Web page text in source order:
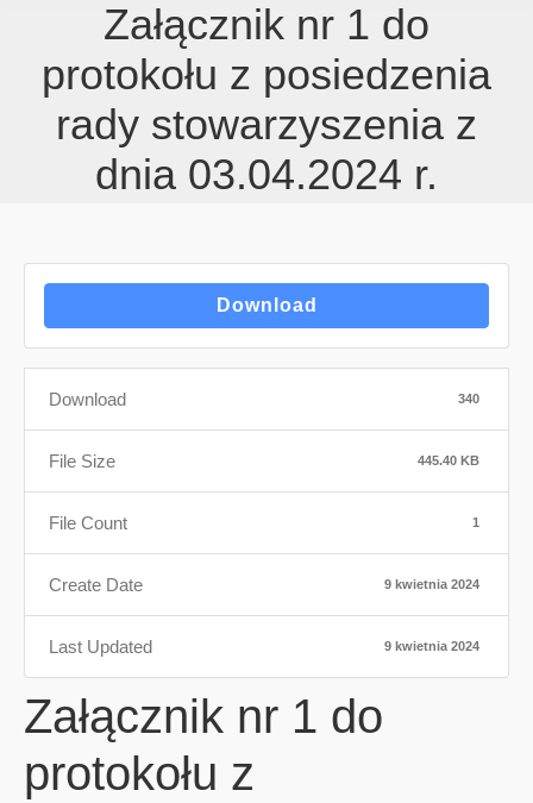
Załącznik nr 1 do
protokołu z posiedzenia
rady stowarzyszenia z
dnia 03.04.2024 r.
Download
Download 340
File Size 445.40 KB
File Count 1
Create Date 9 kwietnia 2024
Last Updated 9 kwietnia 2024
Załącznik nr 1 do
protokołu z